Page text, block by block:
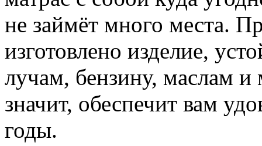
не займёт много места.
изготовлено изделие,
лучам, бензину, маслам
значит, обеспечит вам
годы.